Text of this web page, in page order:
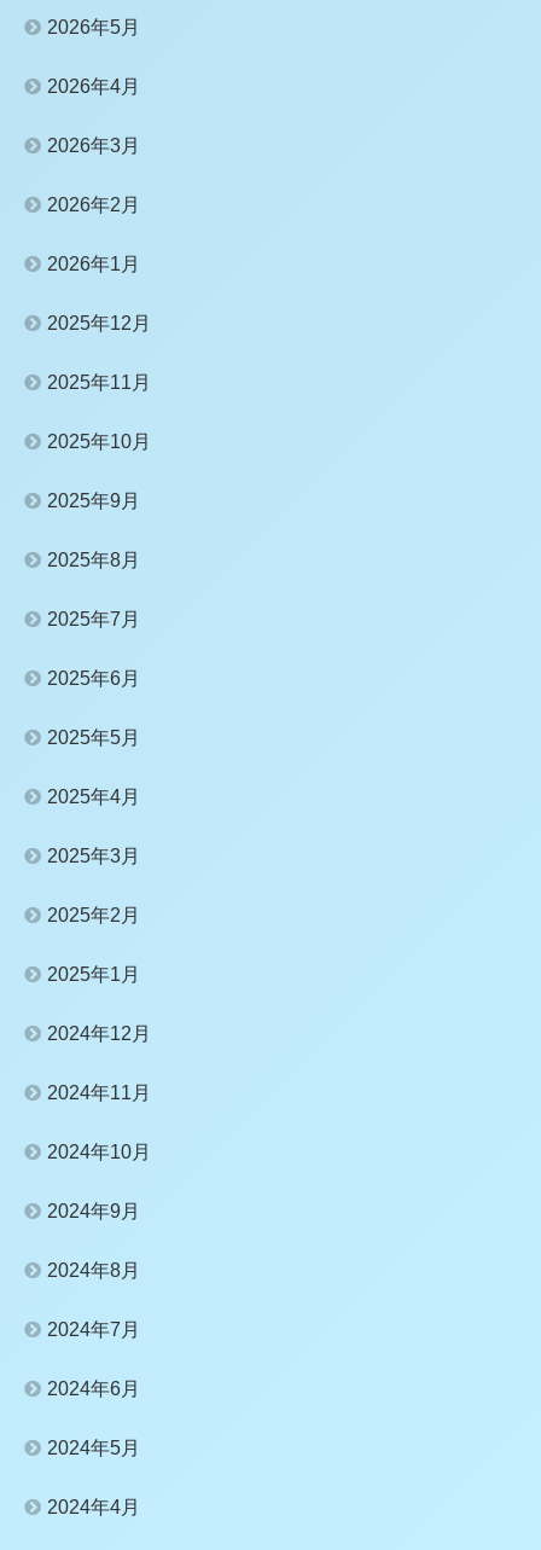
2026年5月
2026年4月
2026年3月
2026年2月
2026年1月
2025年12月
2025年11月
2025年10月
2025年9月
2025年8月
2025年7月
2025年6月
2025年5月
2025年4月
2025年3月
2025年2月
2025年1月
2024年12月
2024年11月
2024年10月
2024年9月
2024年8月
2024年7月
2024年6月
2024年5月
2024年4月